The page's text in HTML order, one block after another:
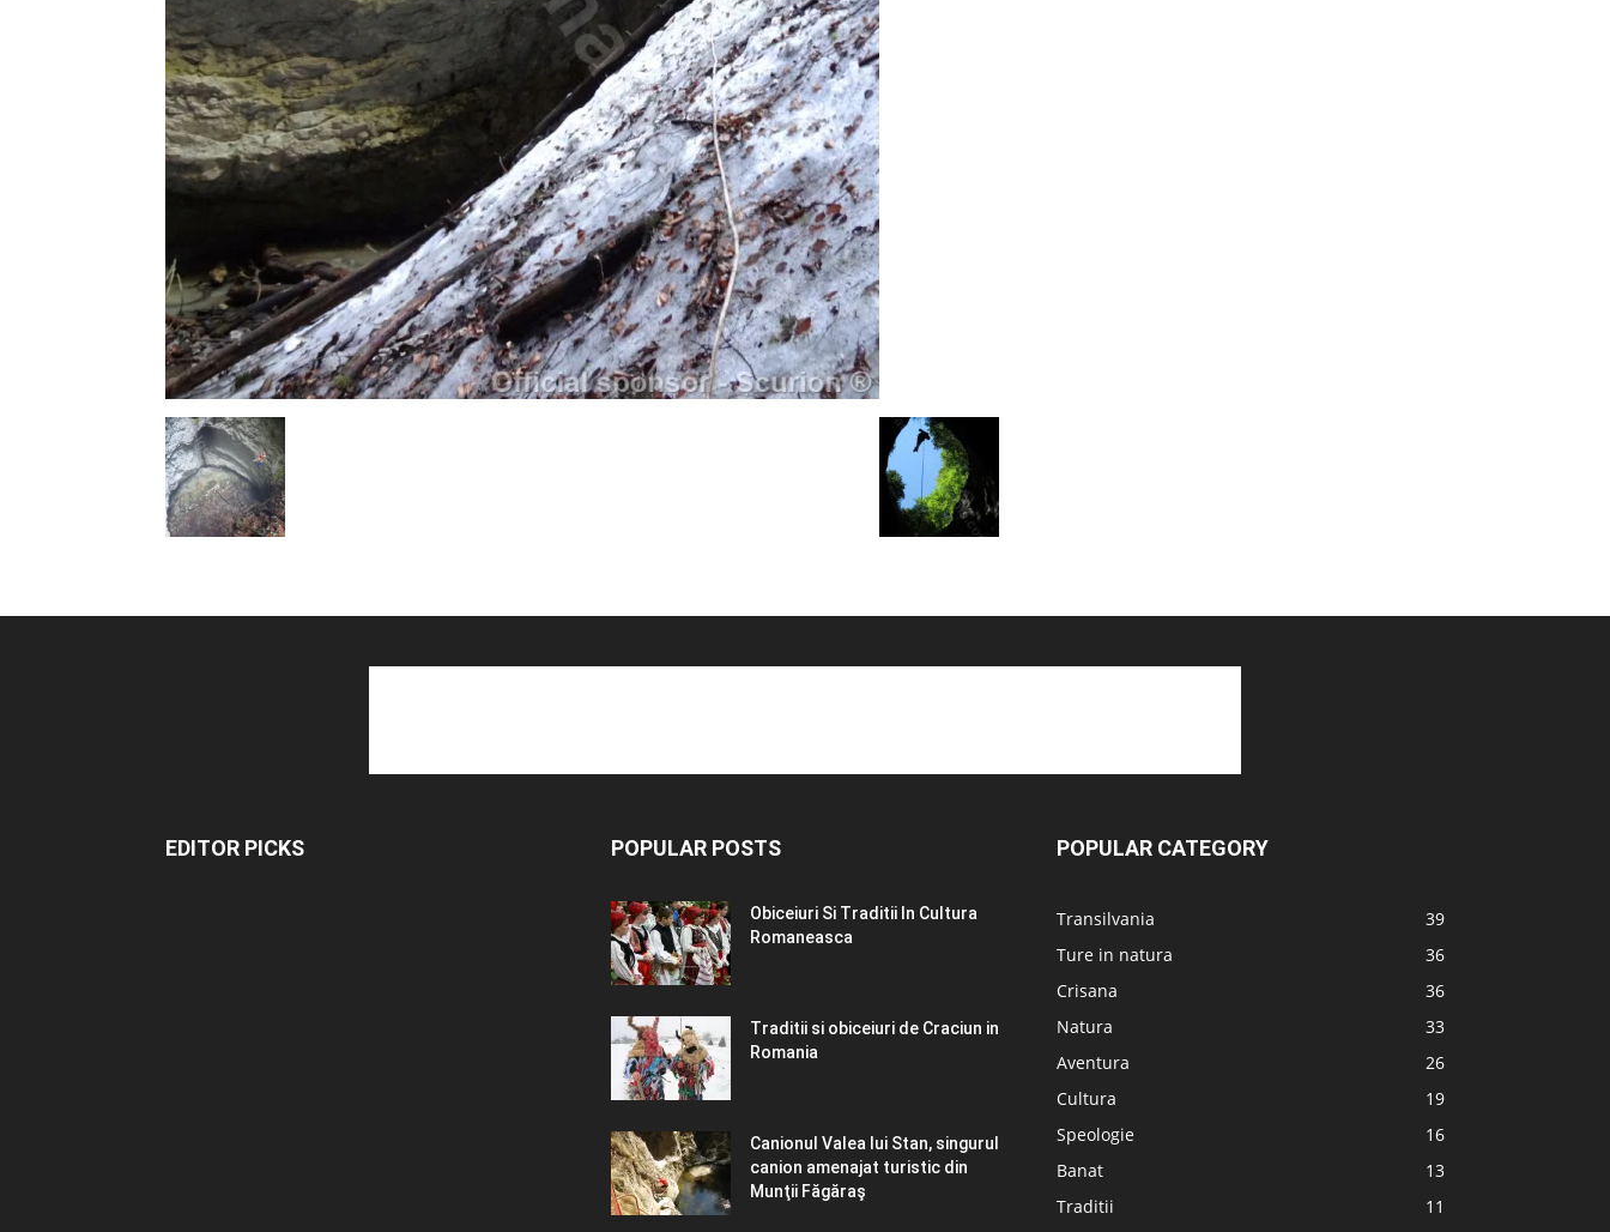
EDITOR PICKS POPULAR POSTS
Obiceiuri Si Traditii In Cultura
Romaneasca
Traditii si obiceiuri de Craciun in
Romania
Canionul Valea lui Stan, singurul
canion amenajat turistic din
Munţii Făgăraş
POPULAR CATEGORY
Transilvania
39
Ture in natura
36
Crisana
36
Natura
33
Aventura
26
Cultura
19
Speologie
16
Banat
13
Traditii
11